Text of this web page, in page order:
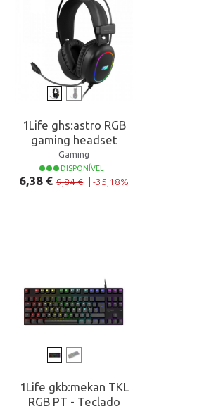
1Life ghs:astro RGB
gaming headset
Gaming
DISPONÍVEL
Preço normal
Preço
6,38 € 9,84 € |-35,18%
1Life gkb:mekan TKL
RGB PT - Teclado